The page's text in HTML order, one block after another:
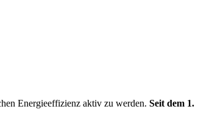
Energieeffizienz aktiv zu werden. Seit dem 1.